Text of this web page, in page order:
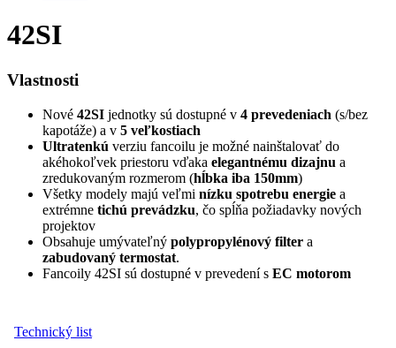
42SI
Vlastnosti
Nové 42SI jednotky sú dostupné v 4 prevedeniach (s/bez
kapotáže) a v 5 veľkostiach
Ultratenkú verziu fancoilu je možné nainštalovať do
akéhokoľvek priestoru vďaka elegantnému dizajnu a
zredukovaným rozmerom (hĺbka iba 150mm)
Všetky modely majú veľmi nízku spotrebu energie a
extrémne tichú prevádzku, čo spĺňa požiadavky nových
projektov
Obsahuje umývateľný polypropylénový filter a
zabudovaný termostat.
Fancoily 42SI sú dostupné v prevedení s EC motorom
Technický list